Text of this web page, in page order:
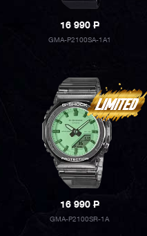
16 990P
GMA-P2100SA-1A1
16 990P
GMA-P2100SR-1A